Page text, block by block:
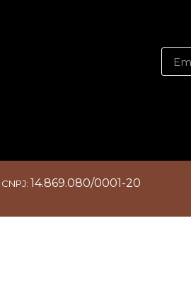
CNPJ: 14.869.080/0001-20